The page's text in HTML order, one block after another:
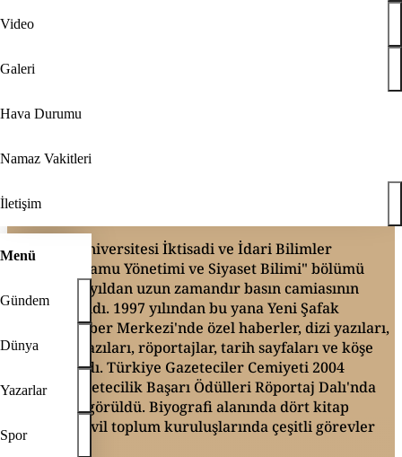
Menü
Gündem
Dünya
Yazarlar
Spor
kritik dış politika mesajları: Gazze, Ukrayna, ABD ve
kırpan Trump'tan İran'a savaş tehdidi: Çok cephane üretmeliyiz
yolcu otobüsüne bombalı saldırı: Çok sayıda ölü ve yaralı var
kritik dış politika mesajları: Gazze, Ukrayna, ABD ve
Abdullah Muradoğlu
Abdullah Muradoğlu
İletişime Geçin
Marmara Üniversitesi İktisadi ve İdari Bilimler
Fakültesi "Kamu Yönetimi ve Siyaset Bilimi" bölümü
mezunu. 15 yıldan uzun zamandır basın camiasının
içinde yer aldı. 1997 yılından bu yana Yeni Şafak
Gazetesi Haber Merkezi'nde özel haberler, dizi yazıları,
araştırma yazıları, röportajlar, tarih sayfaları ve köşe
yazıları yazdı. Türkiye Gazeteciler Cemiyeti 2004
Türkiye Gazetecilik Başarı Ödülleri Röportaj Dalı'nda
ödüle layık görüldü. Biyografi alanında dört kitap
yayınladı. Sivil toplum kuruluşlarında çeşitli görevler
üstlendi.
Video
Galeri
Hava Durumu
Namaz Vakitleri
İletişim